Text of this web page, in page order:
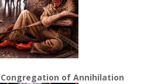
of Annihilation